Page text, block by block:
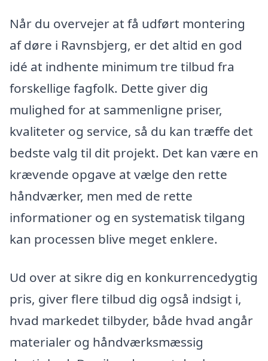
Når du overvejer at få udført montering
af døre i Ravnsbjerg, er det altid en god
idé at indhente minimum tre tilbud fra
forskellige fagfolk. Dette giver dig
mulighed for at sammenligne priser,
kvaliteter og service, så du kan træffe det
bedste valg til dit projekt. Det kan være en
krævende opgave at vælge den rette
håndværker, men med de rette
informationer og en systematisk tilgang
kan processen blive meget enklere.
Ud over at sikre dig en konkurrencedygtig
pris, giver flere tilbud dig også indsigt i,
hvad markedet tilbyder, både hvad angår
materialer og håndværksmæssig